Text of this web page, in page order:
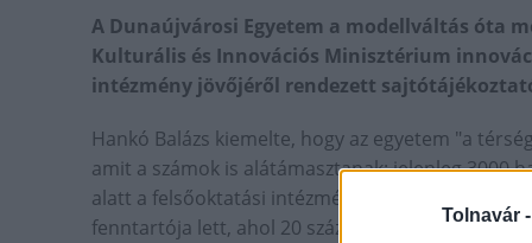
Tolnavár -
A Dunaújvárosi Egyetem a modellváltás óta
Kulturális és Innovációs Minisztérium
intézmény jövőjéről rendezett
Hankó Balázs kiemelte, hogy az egyetem "a
amit a számok is alátámasztanak: jelenleg 3000
alatt a felsőoktatási intézmény megjelent a
fenntartója lett, ahol 20 százalékkal emelkedett